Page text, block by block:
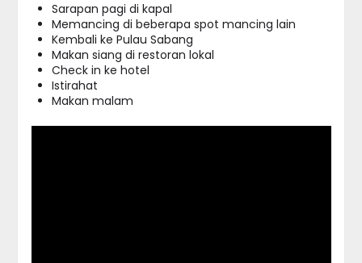
Sarapan pagi di kapal
Memancing di beberapa spot mancing lain
Kembali ke Pulau Sabang
Makan siang di restoran lokal
Check in ke hotel
Istirahat
Makan malam